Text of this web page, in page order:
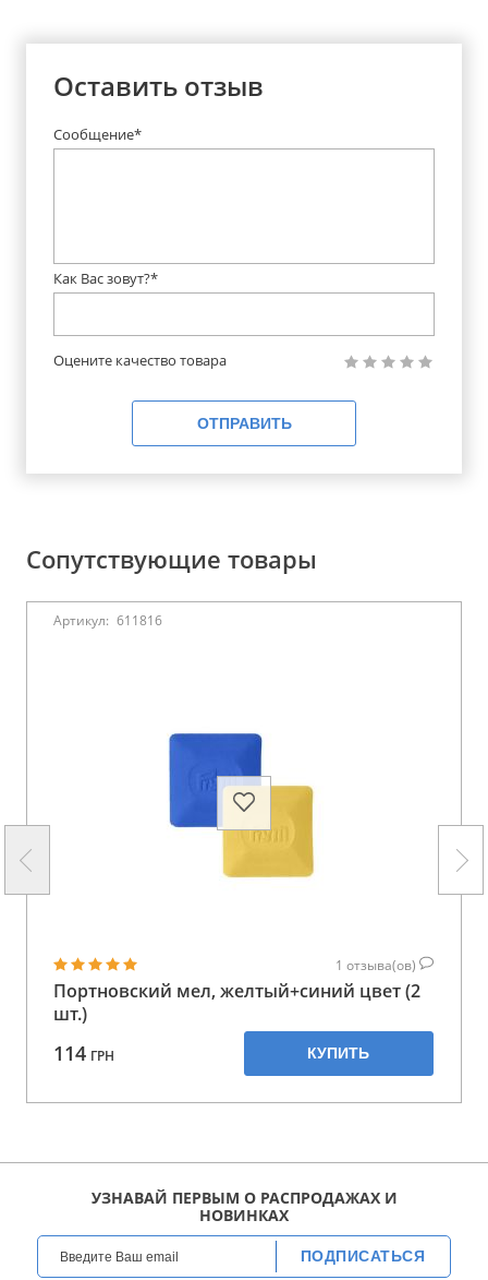
Оставить отзыв
Сообщение*
Как Вас зовут?*
Оцените качество товара
ОТПРАВИТЬ
Сопутствующие товары
Артикул: 611816
1 отзыва(ов)
Портновский мел, желтый+синий цвет (2
шт.)
114 ГРН КУПИТЬ
УЗНАВАЙ ПЕРВЫМ О РАСПРОДАЖАХ И
НОВИНКАХ
ПОДПИСАТЬСЯ